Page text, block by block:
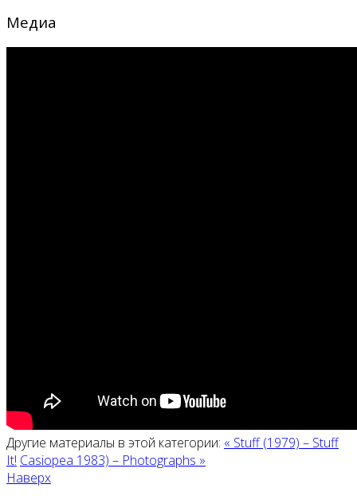
Медиа
Другие материалы в этой категории: « Stuff (1979) – Stuff
It! Casiopea 1983) – Photographs »
Наверх